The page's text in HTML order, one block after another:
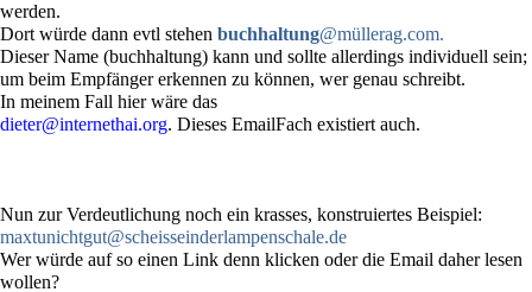
werden.
Dort würde dann evtl stehen buchhaltung@müllerag.com.
Dieser Name (buchhaltung) kann und sollte allerdings individuell sein;
um beim Empfänger erkennen zu können, wer genau schreibt.
In meinem Fall hier wäre das
dieter@internethai.org. Dieses EmailFach existiert auch.
Nun zur Verdeutlichung noch ein krasses, konstruiertes Beispiel:
maxtunichtgut@scheisseinderlampenschale.de
Wer würde auf so einen Link denn klicken oder die Email daher lesen
wollen?